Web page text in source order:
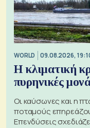
WORLD 09.08.2026,
Η κλιματική
πυρηνικές
Οι καύσωνες και η
ποταμούς
Επενδύσεις